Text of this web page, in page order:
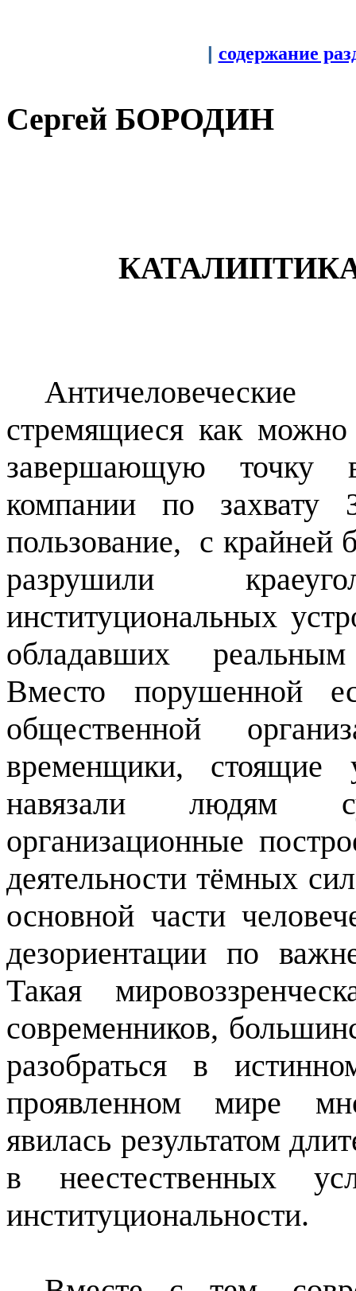
| содержание
Сергей БОРОДИН
стремящиеся как
завершающую точку
компании по захвату
пользование, с крайней
разрушили
институциональных
обладавших
Вместо порушенной
общественной
временщики, стоящие
навязали людям
организационные
деятельности тёмных
основной части
дезориентации по
Такая
современников,
разобраться в
проявленном мире
явилась результатом
в неестественных
институциональности.